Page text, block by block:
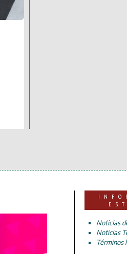
Noticias
Noticias
Términos